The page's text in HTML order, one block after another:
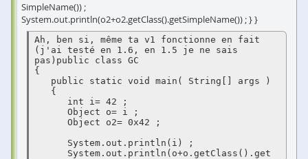
SimpleName()) ;
System.out.println(o2+o2.getClass().getSimpleName()) ; } }
Ah, ben si, même ta v1 fonctionne en fait
(j'ai testé en 1.6, en 1.5 je ne sais
pas)public class GC
{
      System.out.println(o+o.getClass().get